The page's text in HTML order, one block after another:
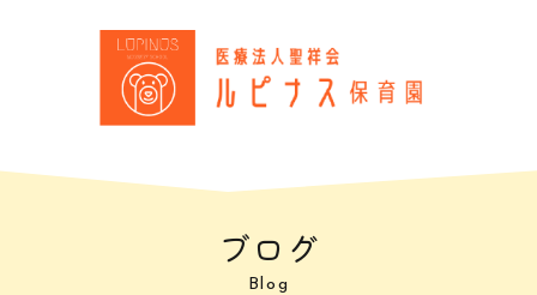
ブログ
Blog